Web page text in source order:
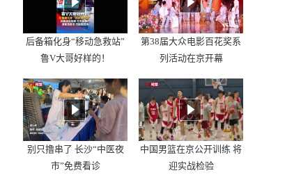
后备箱化身“移动急救站”
鲁V大哥好样的！
第38届大众电影百花奖系
列活动在京开幕
别只撸串了 长沙“中医夜
市”免费看诊
中国男篮在京公开训练 将
迎实战检验